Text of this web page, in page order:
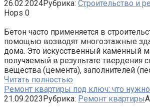
26.02.2024Рубрика: Строительство и
Hops 0
Бетон часто применяется в
помощью возводят многоэтажные
дома. Это искусственный каменный
получаемый в результате твердения
вещества (цемента), заполнителей
Читать полностью
Ремонт квартиры под ключ: что нужно
21.09.2023Рубрика: Ремонт квартиры